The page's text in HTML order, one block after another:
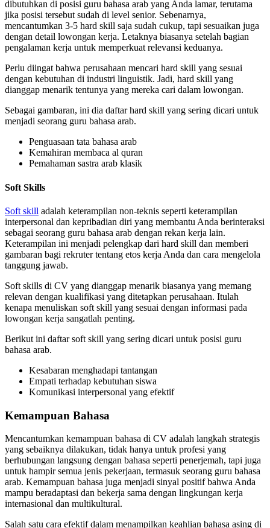
dibutuhkan di posisi guru bahasa arab yang Anda lamar, terutama
jika posisi tersebut sudah di level senior. Sebenarnya,
mencantumkan 3-5 hard skill saja sudah cukup, tapi sesuaikan juga
dengan detail lowongan kerja. Letaknya biasanya setelah bagian
pengalaman kerja untuk memperkuat relevansi keduanya.
Perlu diingat bahwa perusahaan mencari hard skill yang sesuai
dengan kebutuhan di industri linguistik. Jadi, hard skill yang
dianggap menarik tentunya yang mereka cari dalam lowongan.
Sebagai gambaran, ini dia daftar hard skill yang sering dicari untuk
menjadi seorang guru bahasa arab.
Penguasaan tata bahasa arab
Kemahiran membaca al quran
Pemahaman sastra arab klasik
Soft Skills
Soft skill adalah keterampilan non-teknis seperti keterampilan
interpersonal dan kepribadian diri yang membantu Anda berinteraksi
sebagai seorang guru bahasa arab dengan rekan kerja lain.
Keterampilan ini menjadi pelengkap dari hard skill dan memberi
gambaran bagi rekruter tentang etos kerja Anda dan cara mengelola
tanggung jawab.
Soft skills di CV yang dianggap menarik biasanya yang memang
relevan dengan kualifikasi yang ditetapkan perusahaan. Itulah
kenapa menuliskan soft skill yang sesuai dengan informasi pada
lowongan kerja sangatlah penting.
Berikut ini daftar soft skill yang sering dicari untuk posisi guru
bahasa arab.
Kesabaran menghadapi tantangan
Empati terhadap kebutuhan siswa
Komunikasi interpersonal yang efektif
Kemampuan Bahasa
Mencantumkan kemampuan bahasa di CV adalah langkah strategis
yang sebaiknya dilakukan, tidak hanya untuk profesi yang
berhubungan langsung dengan bahasa seperti penerjemah, tapi juga
untuk hampir semua jenis pekerjaan, termasuk seorang guru bahasa
arab. Kemampuan bahasa juga menjadi sinyal positif bahwa Anda
mampu beradaptasi dan bekerja sama dengan lingkungan kerja
internasional dan multikultural.
Salah satu cara efektif dalam menampilkan keahlian bahasa asing di